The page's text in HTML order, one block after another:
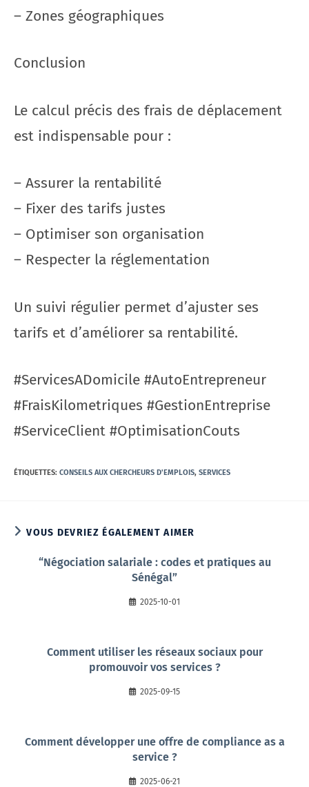
– Zones géographiques
Conclusion
Le calcul précis des frais de déplacement
est indispensable pour :
– Assurer la rentabilité
– Fixer des tarifs justes
– Optimiser son organisation
– Respecter la réglementation
Un suivi régulier permet d’ajuster ses
tarifs et d’améliorer sa rentabilité.
#ServicesADomicile #AutoEntrepreneur
#FraisKilometriques #GestionEntreprise
#ServiceClient #OptimisationCouts
ÉTIQUETTES: CONSEILS AUX CHERCHEURS D'EMPLOIS, SERVICES
VOUS DEVRIEZ ÉGALEMENT AIMER
“Négociation salariale : codes et pratiques au
Sénégal”
2025-10-01
Comment utiliser les réseaux sociaux pour
promouvoir vos services ?
2025-09-15
Comment développer une offre de compliance as a
service ?
2025-06-21